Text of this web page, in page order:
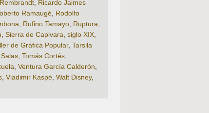
Rembrandt Ricardo Jaimes
Ramaugé Rodolfo
Rufino Tamayo Ruptura
Sierra de Capivara siglo XIX
de Gráfica Popular, Tarsila
Tomás Cortés
Ventura García Calderón
Vladimir Kaspé Walt Disney,